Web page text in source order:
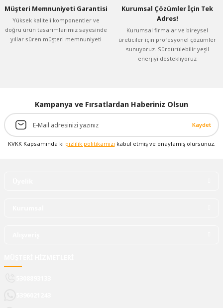
Müşteri Memnuniyeti Garantisi
Yüksek kaliteli komponentler ve
doğru ürün tasarımlarımız sayesinde
yıllar süren müşteri memnuniyeti
Kurumsal Çözümler İçin Tek
Adres!
Kurumsal firmalar ve bireysel
üreticiler için profesyonel çözümler
sunuyoruz. Sürdürülebilir yeşil
enerjiyi destekliyoruz
Kampanya ve Fırsatlardan Haberiniz Olsun
Kaydet
KVKK Kapsamında ki gizlilik politikamızı kabul etmiş ve onaylamış olursunuz.